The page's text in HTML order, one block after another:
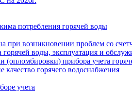
потребления горячей воды
при возникновении проблем со
воды, эксплуатация и
(опломбировки) прибора учета
качество горячего водоснабжения
учета